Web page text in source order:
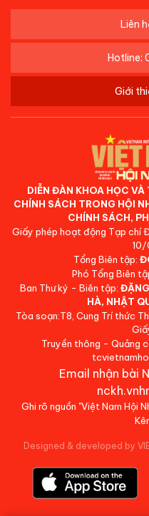
Liên
Hotline:
Giới
DIỄN ĐÀN KHOA HỌC
CHÍNH SÁCH TRONG HỘI
CHÍNH SÁCH,
Giấy phép hoạt động Tạp chí
10/
Tổng Biên tập:
Phó Tổng Biên
Ban Thư ký - Biên tập:
HÀ, NHẬT
Tòa soạn:T8, Cung Trí thức
Truyền thông - Quảng
Email nhận bài
Ghi rõ nguồn "Việt Nam Hội
Designed & developed by